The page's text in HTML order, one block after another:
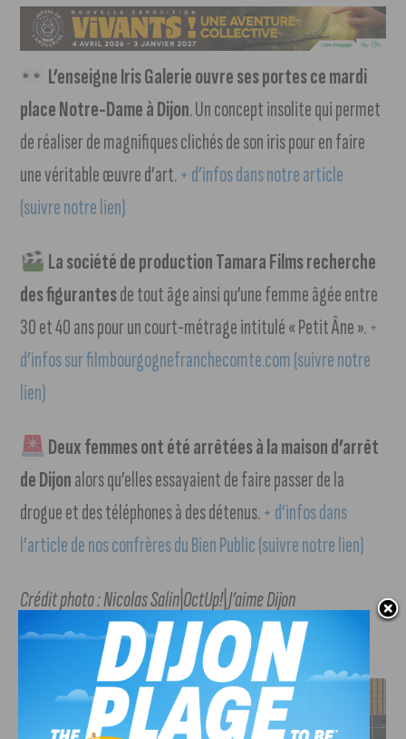
L’enseigne Iris Galerie ouvre ses portes ce mardi
place Notre-Dame à Dijon. Un concept insolite qui permet
de réaliser de magnifiques clichés de son iris pour en faire
une véritable œuvre d’art.+ d’infos dans notre article
(suivre notre lien)
La société de production Tamara Films recherche
des figurantesde tout âge ainsi qu’une femme âgée entre
30 et 40 ans pour un court-métrage intitulé « Petit Âne ».+
d’infos sur filmbourgognefranchecomte.com (suivre notre
lien)
Deux femmes ont été arrêtées à la maison d’arrêt
de Dijonalors qu’elles essayaient de faire passer de la
drogue et des téléphones à des détenus.+ d’infos dans
l’article de nos confrères du Bien Public (suivre notre lien)
Crédit photo : Nicolas Salin|OctUp!|J’aime Dijon
J'AIME LE DFCO